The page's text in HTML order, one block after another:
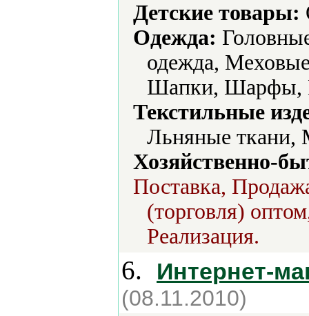
Детские товары:
Одежда:
одежда,
Шапки, Шарфы,
Текстильные
Льняные
Хозяйственно-
Поставка,
(торговля)
Реализация.
6. Интернет-
(08.11.2010)